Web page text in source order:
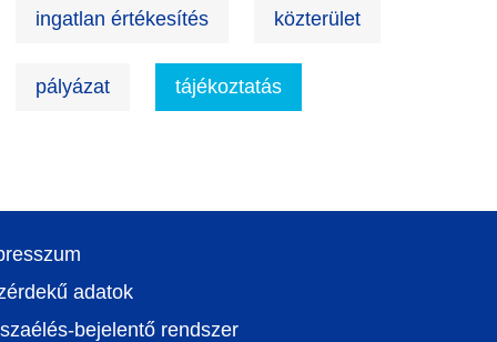
ingatlan értékesítés közterület
pályázat tájékoztatás
adatok
bejelentő rendszer